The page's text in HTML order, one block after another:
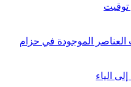
توقيت
الموجودة في حزام
الياء